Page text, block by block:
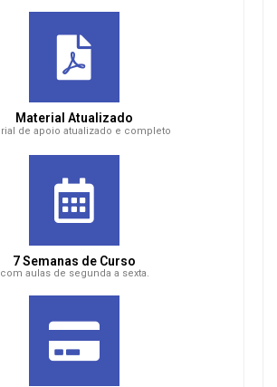
Material Atualizado
de apoio atualizado e completo
7 Semanas de Curso
com aulas de segunda a sexta.